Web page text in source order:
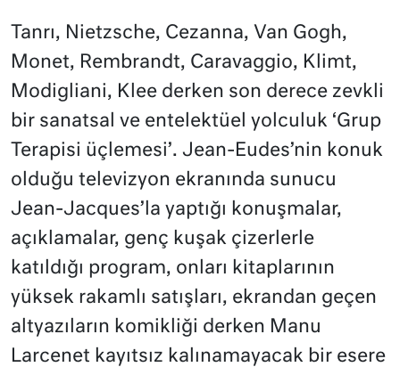
Tanrı, Nietzsche, Cezanna, Van Gogh,
Monet, Rembrandt, Caravaggio, Klimt,
Modigliani, Klee derken son derece zevkli
bir sanatsal ve entelektüel yolculuk ‘Grup
Terapisi üçlemesi’. Jean-Eudes’nin konuk
olduğu televizyon ekranında sunucu
Jean-Jacques’la yaptığı konuşmalar,
açıklamalar, genç kuşak çizerlerle
katıldığı program, onları kitaplarının
yüksek rakamlı satışları, ekrandan geçen
altyazıların komikliği derken Manu
Larcenet kayıtsız kalınamayacak bir esere